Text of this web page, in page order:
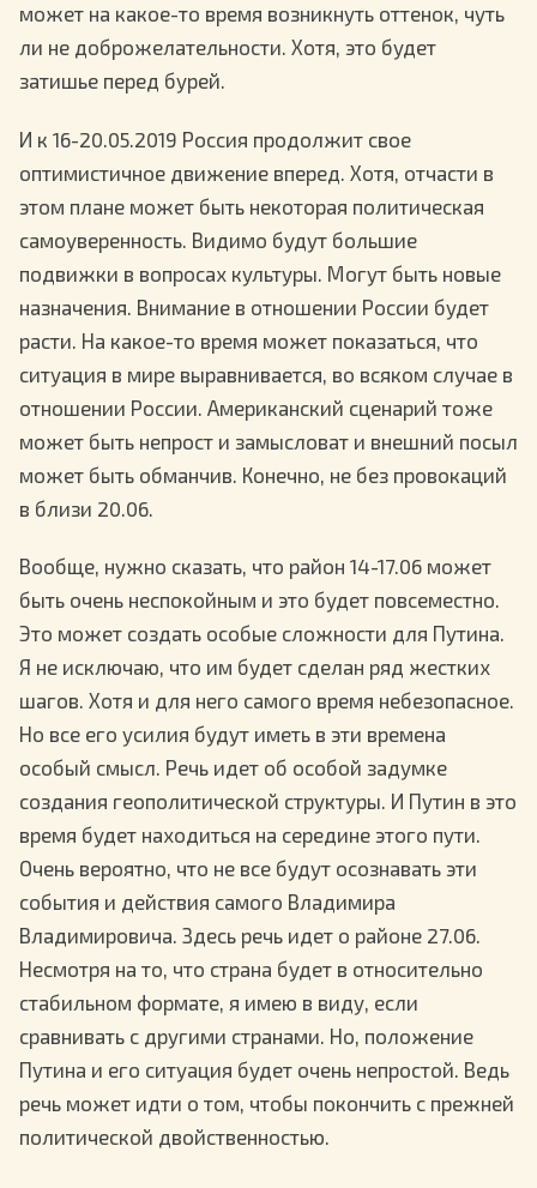
может на какое-то время возникнуть оттенок, чуть
ли не доброжелательности. Хотя, это будет
затишье перед бурей.
И к 16-20.05.2019 Россия продолжит свое
оптимистичное движение вперед. Хотя, отчасти в
этом плане может быть некоторая политическая
самоуверенность. Видимо будут большие
подвижки в вопросах культуры. Могут быть новые
назначения. Внимание в отношении России будет
расти. На какое-то время может показаться, что
ситуация в мире выравнивается, во всяком случае в
отношении России. Американский сценарий тоже
может быть непрост и замысловат и внешний посыл
может быть обманчив. Конечно, не без провокаций
в близи 20.06.
Вообще, нужно сказать, что район 14-17.06 может
быть очень неспокойным и это будет повсеместно.
Это может создать особые сложности для Путина.
Я не исключаю, что им будет сделан ряд жестких
шагов. Хотя и для него самого время небезопасное.
Но все его усилия будут иметь в эти времена
особый смысл. Речь идет об особой задумке
создания геополитической структуры. И Путин в это
время будет находиться на середине этого пути.
Очень вероятно, что не все будут осознавать эти
события и действия самого Владимира
Владимировича. Здесь речь идет о районе 27.06.
Несмотря на то, что страна будет в относительно
стабильном формате, я имею в виду, если
сравнивать с другими странами. Но, положение
Путина и его ситуация будет очень непростой. Ведь
речь может идти о том, чтобы покончить с прежней
политической двойственностью.